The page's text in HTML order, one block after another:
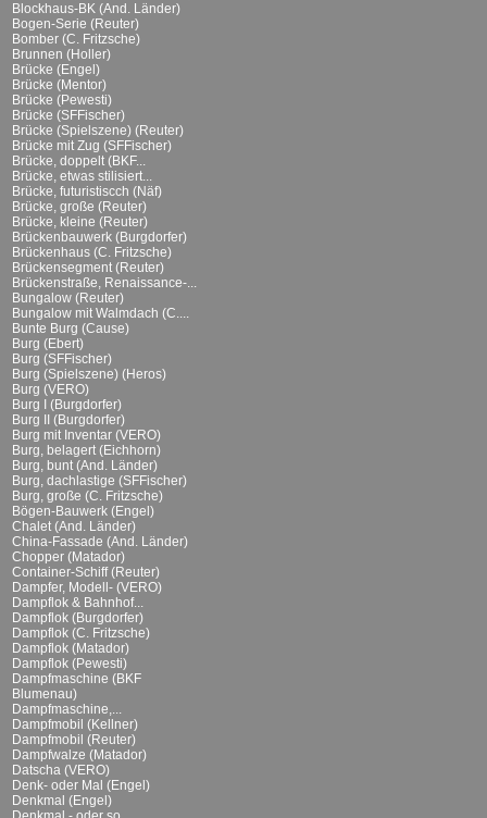
Blockhaus-BK (And. Länder)
Bogen-Serie (Reuter)
Bomber (C. Fritzsche)
Brunnen (Holler)
Brücke (Engel)
Brücke (Mentor)
Brücke (Pewesti)
Brücke (SFFischer)
Brücke (Spielszene) (Reuter)
Brücke mit Zug (SFFischer)
Brücke, doppelt (BKF...
Brücke, etwas stilisiert...
Brücke, futuristiscch (Näf)
Brücke, große (Reuter)
Brücke, kleine (Reuter)
Brückenbauwerk (Burgdorfer)
Brückenhaus (C. Fritzsche)
Brückensegment (Reuter)
Brückenstraße, Renaissance-...
Bungalow (Reuter)
Bungalow mit Walmdach (C....
Bunte Burg (Cause)
Burg (Ebert)
Burg (SFFischer)
Burg (Spielszene) (Heros)
Burg (VERO)
Burg I (Burgdorfer)
Burg II (Burgdorfer)
Burg mit Inventar (VERO)
Burg, belagert (Eichhorn)
Burg, bunt (And. Länder)
Burg, dachlastige (SFFischer)
Burg, große (C. Fritzsche)
Bögen-Bauwerk (Engel)
Chalet (And. Länder)
China-Fassade (And. Länder)
Chopper (Matador)
Container-Schiff (Reuter)
Dampfer, Modell- (VERO)
Dampflok & Bahnhof...
Dampflok (Burgdorfer)
Dampflok (C. Fritzsche)
Dampflok (Matador)
Dampflok (Pewesti)
Dampfmaschine (BKF
Blumenau)
Dampfmaschine,...
Dampfmobil (Kellner)
Dampfmobil (Reuter)
Dampfwalze (Matador)
Datscha (VERO)
Denk- oder Mal (Engel)
Denkmal (Engel)